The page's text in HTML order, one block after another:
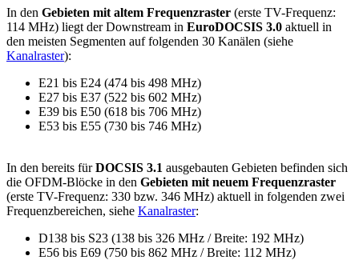
In den Gebieten mit altem Frequenzraster (erste TV-Frequenz:
114 MHz) liegt der Downstream in EuroDOCSIS 3.0 aktuell in
den meisten Segmenten auf folgenden 30 Kanälen (siehe
Kanalraster):
E21 bis E24 (474 bis 498 MHz)
E27 bis E37 (522 bis 602 MHz)
E39 bis E50 (618 bis 706 MHz)
E53 bis E55 (730 bis 746 MHz)
In den bereits fürDOCSIS 3.1 ausgebauten Gebieten befinden sich
die OFDM-Blöcke in den Gebieten mit neuem Frequenzraster
(erste TV-Frequenz: 330 bzw. 346 MHz) aktuell in folgenden zwei
Frequenzbereichen, siehe Kanalraster:
D138 bis S23 (138 bis 326 MHz / Breite: 192 MHz)
E56 bis E69 (750 bis 862 MHz / Breite: 112 MHz)